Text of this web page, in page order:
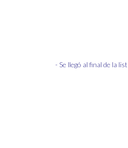
- Se llegó al final de la